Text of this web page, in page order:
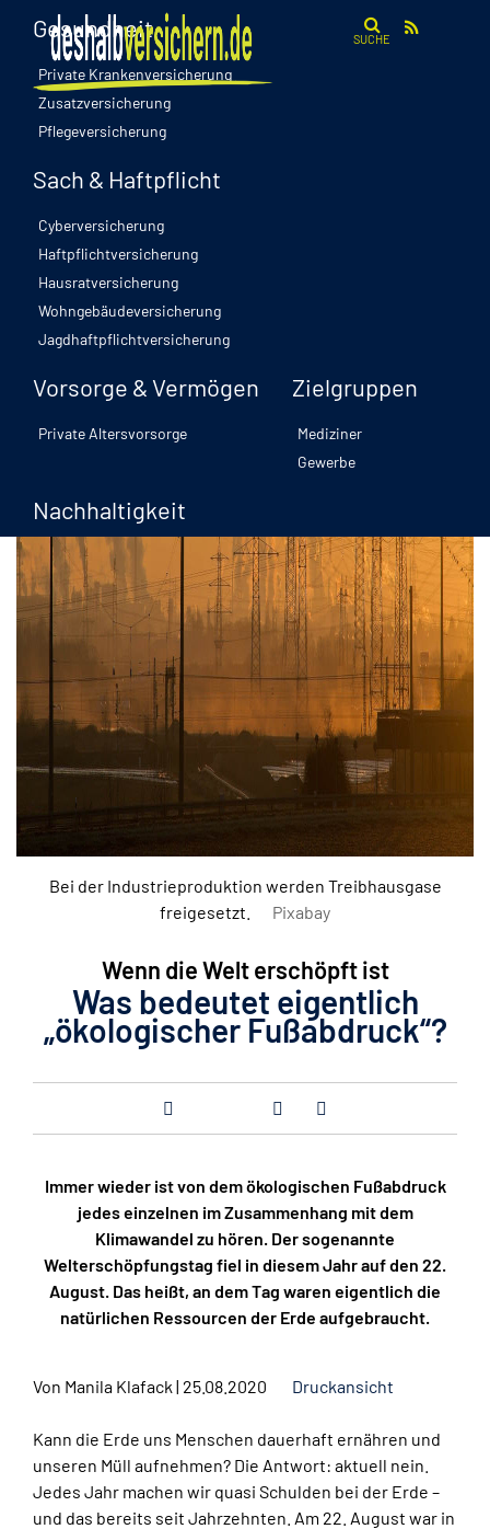
SUCHE
Gesundheit
Private Krankenversicherung
Zusatzversicherung
Pflegeversicherung
Sach & Haftpflicht
Cyberversicherung
Haftpflichtversicherung
Hausratversicherung
Wohngebäudeversicherung
Jagdhaftpflichtversicherung
Vorsorge & Vermögen
Private Altersvorsorge
Zielgruppen
Mediziner
Gewerbe
Nachhaltigkeit
Bei der Industrieproduktion werden Treibhausgase
freigesetzt.
Pixabay
Wenn die Welt erschöpft ist
Was bedeutet eigentlich
„ökologischer Fußabdruck“?
Immer wieder ist von dem ökologischen Fußabdruck
jedes einzelnen im Zusammenhang mit dem
Klimawandel zu hören. Der sogenannte
Welterschöpfungstag fiel in diesem Jahr auf den 22.
August. Das heißt, an dem Tag waren eigentlich die
natürlichen Ressourcen der Erde aufgebraucht.
Von Manila Klafack | 25.08.2020 Druckansicht
Kann die Erde uns Menschen dauerhaft ernähren und
unseren Müll aufnehmen? Die Antwort: aktuell nein.
Jedes Jahr machen wir quasi Schulden bei der Erde –
und das bereits seit Jahrzehnten. Am 22. August war in